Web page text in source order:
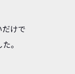
けで
。